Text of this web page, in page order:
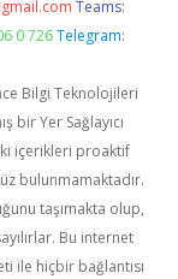
Teams:
0 726 Telegram:
Bilgi Teknolojileri
bir Yer Sağlayıcı
içerikleri proaktif
bulunmamaktadır.
taşımakta olup,
Bu internet
ile hiçbir bağlantısı